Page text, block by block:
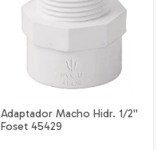
Adaptador Macho Hidr. 1/2''
Foset 45429